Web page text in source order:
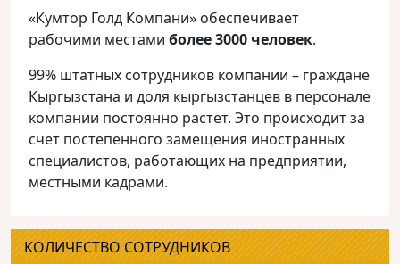
«Кумтор Голд Компани» обеспечивает
рабочими местами более 3000 человек.
99% штатных сотрудников компании – граждане
Кыргызстана и доля кыргызстанцев в персонале
компании постоянно растет. Это происходит за
счет постепенного замещения иностранных
специалистов, работающих на предприятии,
местными кадрами.
КОЛИЧЕСТВО СОТРУДНИКОВ